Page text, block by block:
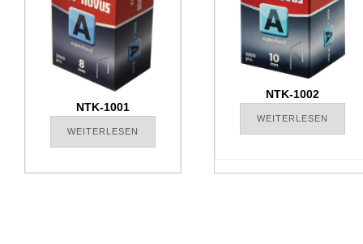
NTK-1001
WEITERLESEN
NTK-1002
WEITERLESEN